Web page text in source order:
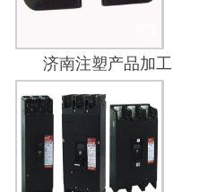
济南注塑产品加工